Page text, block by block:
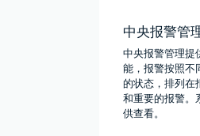
中央报警管
中央报警管理提
能，报警按照不
的状态，排列在
和重要的报警。
供查看。